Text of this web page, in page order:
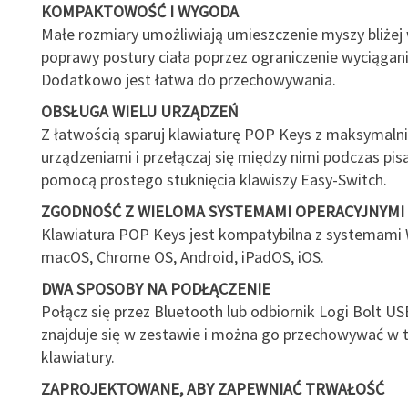
KOMPAKTOWOŚĆ I WYGODA
Małe rozmiary umożliwiają umieszczenie myszy bliżej
poprawy postury ciała poprzez ograniczenie
Dodatkowo jest łatwa do przechowywania.
OBSŁUGA WIELU URZĄDZEŃ
Z łatwością sparuj klawiaturę POP Keys z
urządzeniami i przełączaj się między nimi podczas
pomocą prostego stuknięcia klawiszy Easy-Switch.
ZGODNOŚĆ Z WIELOMA SYSTEMAMI OPERACYJNYMI
Klawiatura POP Keys jest kompatybilna z systemami
macOS, Chrome OS, Android, iPadOS, iOS.
DWA SPOSOBY NA PODŁĄCZENIE
Połącz się przez Bluetooth lub odbiornik Logi Bolt
znajduje się w zestawie i można go przechowywać w
klawiatury.
ZAPROJEKTOWANE, ABY ZAPEWNIAĆ TRWAŁOŚĆ